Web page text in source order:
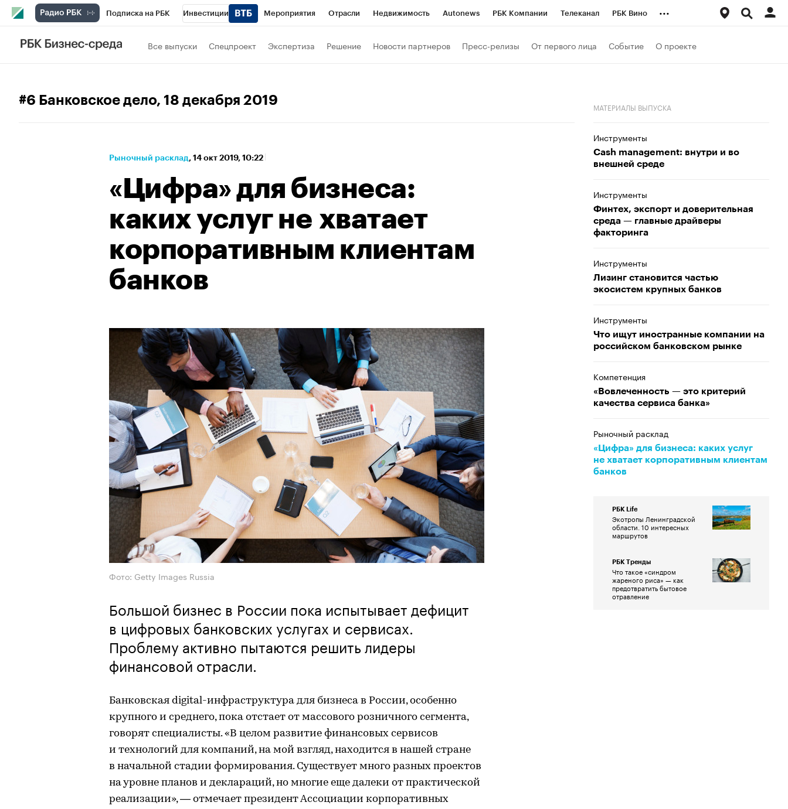
Подписка на РБК Инвестиции Мероприятия Отрасли Недвижимость Autonews РБК Компании Телеканал РБК Вино
Спорт
Конференции СПб
...
Все выпуски Спецпроект Экспертиза Решение Новости партнеров Пресс-релизы От первого лица Событие О проекте
#6 Банковское дело, 18 декабря 2019
Рыночный расклад⁠, 14 окт 2019, 10:22
«Цифра» для бизнеса:
каких услуг не хватает
корпоративным клиентам
банков
Фото: Getty Images Russia
Большой бизнес в России пока испытывает дефицит
в цифровых банковских услугах и сервисах.
Проблему активно пытаются решить лидеры
финансовой отрасли.
Банковская digital-инфраструктура для бизнеса в России, особенно
крупного и среднего, пока отстает от массового розничного сегмента,
говорят специалисты. «В целом развитие финансовых сервисов
и технологий для компаний, на мой взгляд, находится в нашей стране
в начальной стадии формирования. Существует много разных проектов
на уровне планов и деклараций, но многие еще далеки от практической
реализации», — отмечает президент Ассоциации корпоративных
МАТЕРИАЛЫ ВЫПУСКА
Инструменты
Cash management: внутри и во
внешней среде
Инструменты
Финтех, экспорт и доверительная
среда — главные драйверы
факторинга
Инструменты
Лизинг становится частью
экосистем крупных банков
Инструменты
Что ищут иностранные компании на
российском банковском рынке
Компетенция
«Вовлеченность — это критерий
качества сервиса банка»
Рыночный расклад
«Цифра» для бизнеса: каких услуг
не хватает корпоративным клиентам
банков
РБК Life
Экотропы Ленинградской
области. 10 интересных
маршрутов
РБК Тренды
Что такое «синдром
жареного риса» — как
предотвратить бытовое
отравление